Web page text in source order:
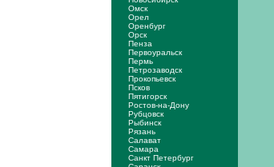
Омск
Орел
Оренбург
Орск
Пенза
Первоуральск
Пермь
Петрозаводск
Прокопьевск
Псков
Пятигорск
Ростов-на-Дону
Рубцовск
Рыбинск
Рязань
Салават
Самара
Санкт Петербург